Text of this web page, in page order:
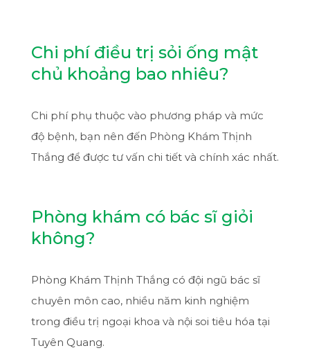
Chi phí điều trị sỏi ống mật
chủ khoảng bao nhiêu?
Chi phí phụ thuộc vào phương pháp và mức
độ bệnh, bạn nên đến Phòng Khám Thịnh
Thắng để được tư vấn chi tiết và chính xác nhất.
Phòng khám có bác sĩ giỏi
không?
Phòng Khám Thịnh Thắng có đội ngũ bác sĩ
chuyên môn cao, nhiều năm kinh nghiệm
trong điều trị ngoại khoa và nội soi tiêu hóa tại
Tuyên Quang.